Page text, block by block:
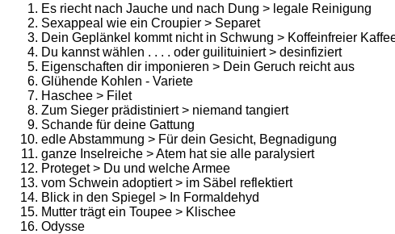
Es riecht nach Jauche und nach Dung > legale Reinigung
Sexappeal wie ein Croupier > Separet
Dein Geplänkel kommt nicht in Schwung > Koffeinfreier
Du kannst wählen . . . . oder guilituiniert > desinfiziert
Eigenschaften dir imponieren > Dein Geruch reicht aus
Glühende Kohlen - Variete
Haschee > Filet
Zum Sieger prädistiniert > niemand tangiert
Schande für deine Gattung
edle Abstammung > Für dein Gesicht, Begnadigung
ganze Inselreiche > Atem hat sie alle paralysiert
Proteget > Du und welche Armee
vom Schwein adoptiert > im Säbel reflektiert
Blick in den Spiegel > In Formaldehyd
Mutter trägt ein Toupee > Klischee
Odysse